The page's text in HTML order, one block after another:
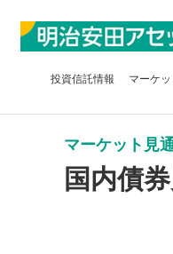
投資信託情報 マーケ
マーケット見
国内債